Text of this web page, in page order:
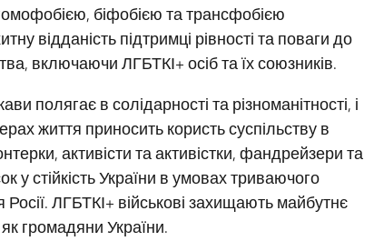
біфобією та трансфобією
відданість підтримці рівності та поваги до
включаючи ЛГБТКІ+ осіб та їх союзників.
в солідарності та різноманітності, і
життя приносить користь суспільству в
активісти та активістки, фандрейзери та
у стійкість України в умовах триваючого
ЛГБТКІ+ військові захищають майбутнє
як громадяни України.